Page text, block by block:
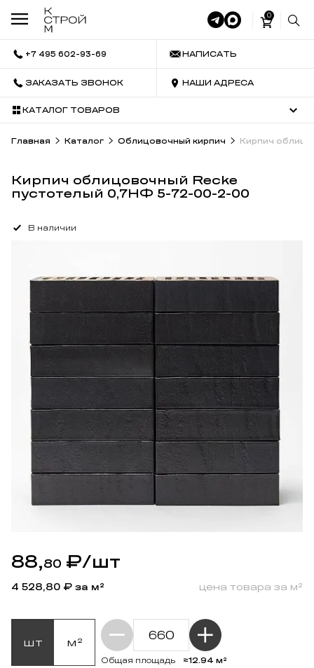
0
+7 495 602-93-69 НАПИСАТЬ
ЗАКАЗАТЬ ЗВОНОК НАШИ АДРЕСА
КАТАЛОГ ТОВАРОВ
Главная Каталог Облицовочный кирпич Кирпич
Кирпич облицовочный Recke
пустотелый 0,7НФ 5-72-00-2-00
В наличии
88,80 ₽/шт
4 528,80 ₽ за м² цена товара за м²
шт м²
Общая площадь
≈12.94 м²